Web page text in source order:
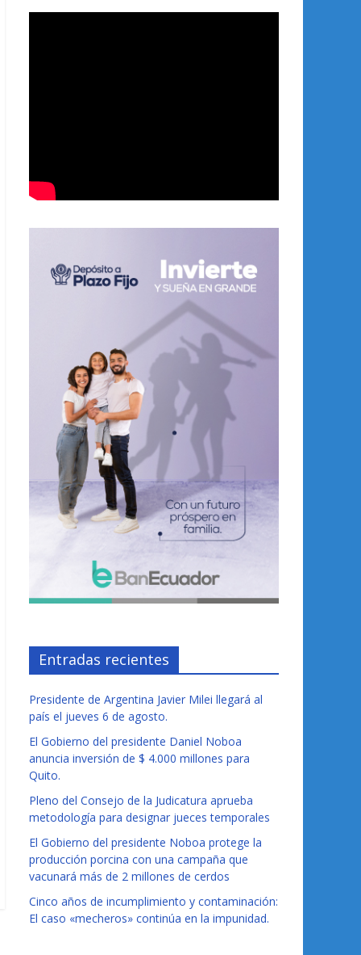
Entradas recientes
Presidente de Argentina Javier Milei llegará al
país el jueves 6 de agosto.
El Gobierno del presidente Daniel Noboa
anuncia inversión de $ 4.000 millones para
Quito.
Pleno del Consejo de la Judicatura aprueba
metodología para designar jueces temporales
El Gobierno del presidente Noboa protege la
producción porcina con una campaña que
vacunará más de 2 millones de cerdos
Cinco años de incumplimiento y contaminación:
El caso «mecheros» continúa en la impunidad.